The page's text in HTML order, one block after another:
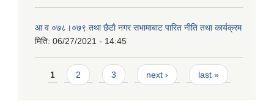
आ‍ व ०७८।०७९ तथा छैटाै नगर सभामाबाट पारित नीति तथा कार्यक्रम
मिति: 06/27/2021 - 14:45
Pages
1 2 3 next › last »